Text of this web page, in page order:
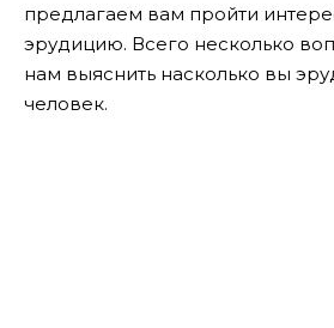
предлагаем вам пройти
эрудицию. Всего несколько
нам выяснить насколько вы
человек.